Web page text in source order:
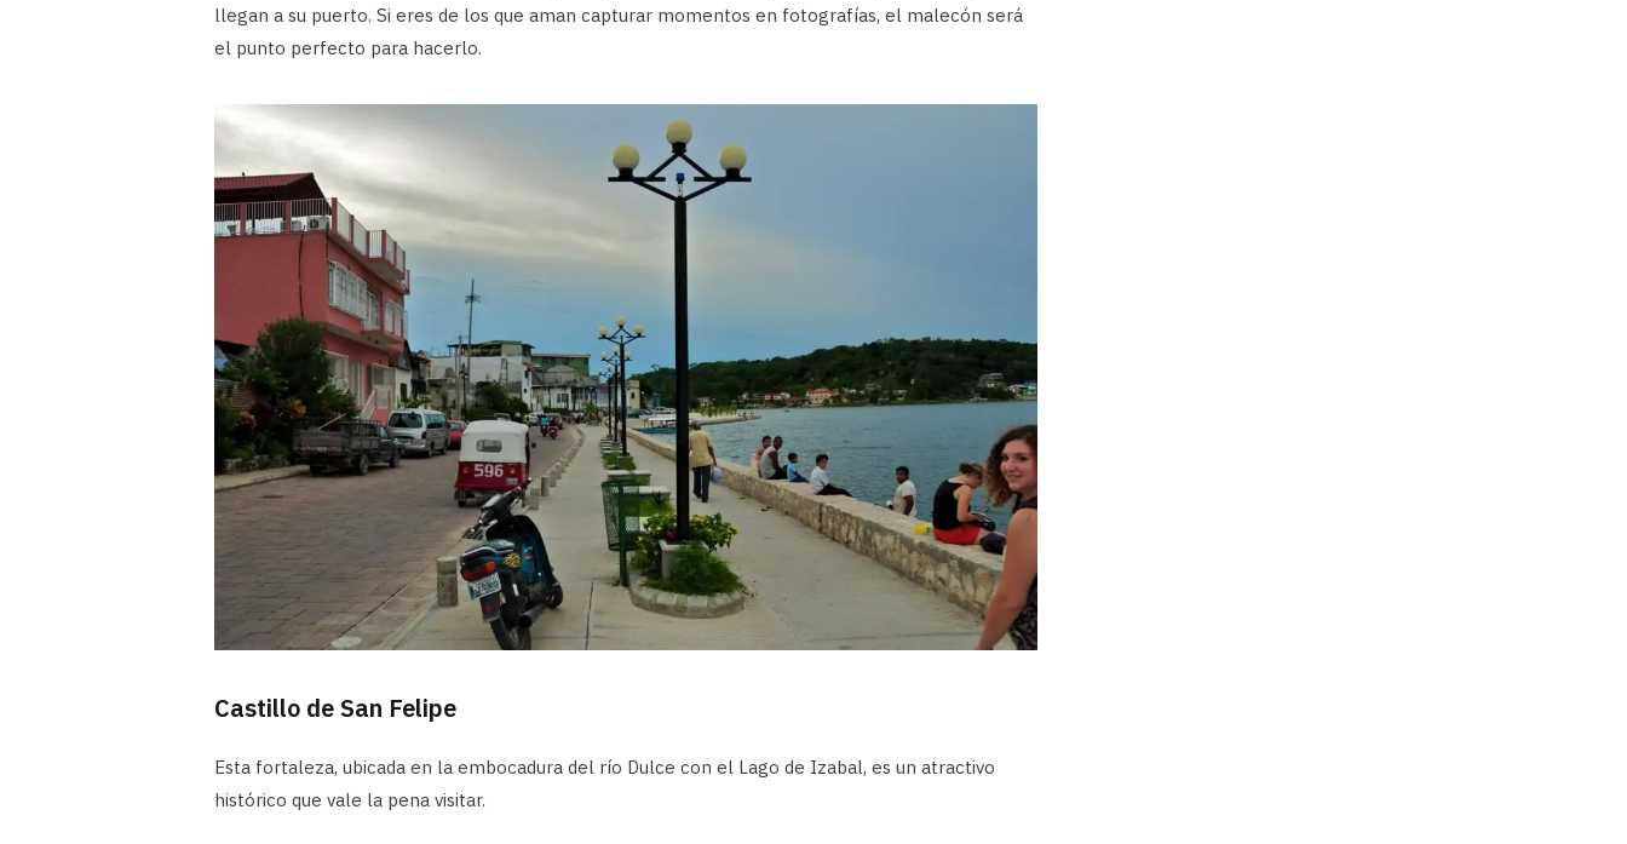
llegan a su puerto. Si eres de los que aman capturar momentos en fotografías, el malecón será
el punto perfecto para hacerlo.
Castillo de San Felipe
Esta fortaleza, ubicada en la embocadura del río Dulce con el Lago de Izabal, es un atractivo
histórico que vale la pena visitar.